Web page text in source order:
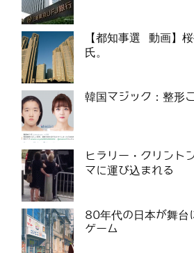
【都知事選 動画】
氏。
韓国マジック：整形
ヒラリー・クリント
マに運び込まれる
80年代の日本が舞台
ゲーム